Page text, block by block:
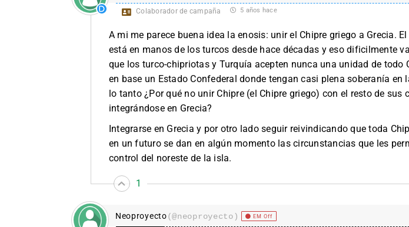
Colaborador de campaña 5 años hace
A mi me parece buena idea la enosis: unir el Chipre griego a Grecia.
está en manos de los turcos desde hace décadas y eso dificilmente
que los turco-chipriotas y Turquía acepten nunca una unidad de todo
en base un Estado Confederal donde tengan casi plena soberanía en
lo tanto ¿Por qué no unir Chipre (el Chipre griego) con el resto de sus
integrándose en Grecia?
Integrarse en Grecia y por otro lado seguir reivindicando que toda
en un futuro se dan en algún momento las circunstancias que les
control del noreste de la isla.
1
Neoproyecto(@neoproyecto) EM Off